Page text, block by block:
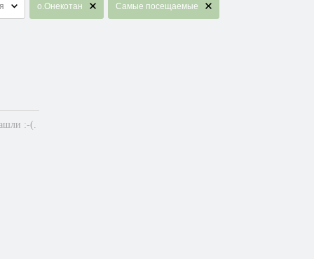
о.Онекотан Самые посещаемые
:-(.